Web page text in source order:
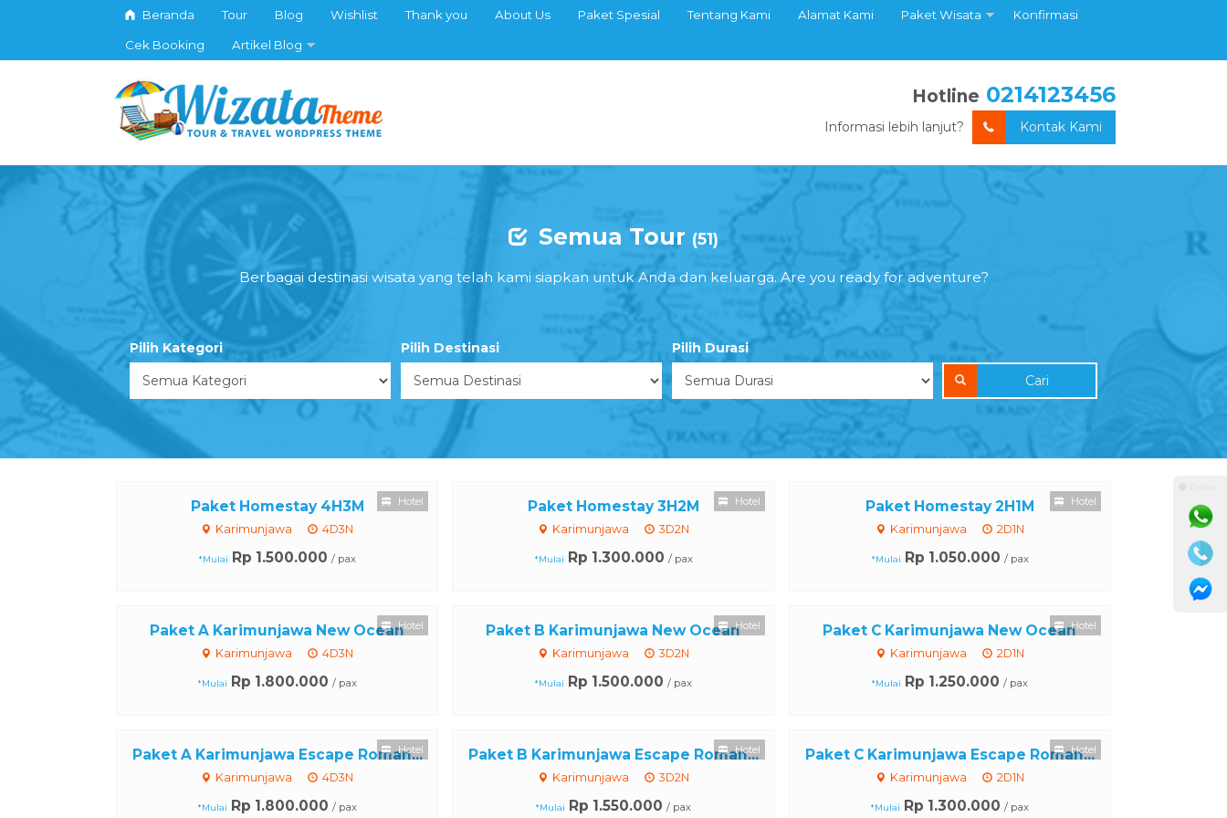
Beranda Tour Blog Wishlist Thank you About Us Paket Spesial Tentang Kami Alamat Kami Paket Wisata Konfirmasi
Cek Booking Artikel Blog
Hotline 0214123456
Informasi lebih lanjut? Kontak Kami
Semua Tour (51)
Berbagai destinasi wisata yang telah kami siapkan untuk Anda dan keluarga. Are you ready for adventure?
Pilih Kategori Pilih Destinasi
Pilih Durasi
Cari
Paket Homestay 4H3M
Karimunjawa 4D3N
*Mulai Rp 1.500.000 / pax
Hotel Paket Homestay 3H2M
Karimunjawa 3D2N
*Mulai Rp 1.300.000 / pax
Hotel Paket Homestay 2H1M
Karimunjawa 2D1N
*Mulai Rp 1.050.000 / pax
Hotel
Paket A Karimunjawa New Ocean
Karimunjawa 4D3N
*Mulai Rp 1.800.000 / pax
Hotel Paket B Karimunjawa New Ocean
Karimunjawa 3D2N
*Mulai Rp 1.500.000 / pax
Hotel Paket C Karimunjawa New Ocean
Karimunjawa 2D1N
*Mulai Rp 1.250.000 / pax
Hotel
Paket A Karimunjawa Escape Roman...
Karimunjawa 4D3N
*Mulai Rp 1.800.000 / pax
Hotel Paket B Karimunjawa Escape Roman...
Karimunjawa 3D2N
*Mulai Rp 1.550.000 / pax
Hotel Paket C Karimunjawa Escape Roman...
Karimunjawa 2D1N
*Mulai Rp 1.300.000 / pax
Hotel
⚫ Online